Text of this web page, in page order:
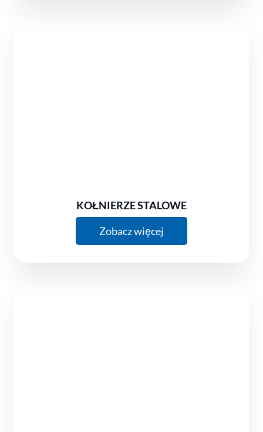
KOŁNIERZE STALOWE
Zobacz więcej